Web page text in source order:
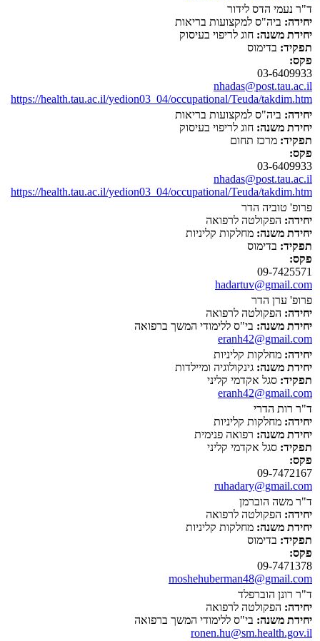
ד"ר נעמי הדס לידור
יחידה: ביה"ס למקצועות בריאות
יחידת משנה: חוג לריפוי בעיסוק
תפקיד: בדימוס
פקס:
03-6409933
nhadas@post.tau.ac.il
https://health.tau.ac.il/yedion03_04/occupational/Teuda/takdim.htm
יחידה: ביה"ס למקצועות בריאות
יחידת משנה: חוג לריפוי בעיסוק
תפקיד: מרכז תחום
פקס:
03-6409933
nhadas@post.tau.ac.il
https://health.tau.ac.il/yedion03_04/occupational/Teuda/takdim.htm
פרופ' טוביה הדר
יחידה: הפקולטה לרפואה
יחידת משנה: מחלקות קליניות
תפקיד: בדימוס
פקס:
09-7425571
hadartuv@gmail.com
פרופ' ערן הדר
יחידה: הפקולטה לרפואה
יחידת משנה: בי"ס ללימודי המשך ברפואה
eranh42@gmail.com
יחידה: מחלקות קליניות
יחידת משנה: גינקולוגיה ומיילדות
תפקיד: סגל אקדמי קליני
eranh42@gmail.com
ד"ר רות הדרי
יחידה: מחלקות קליניות
יחידת משנה: רפואה פנימית
תפקיד: סגל אקדמי קליני
פקס:
09-7472167
ruhadary@gmail.com
ד"ר משה הוברמן
יחידה: הפקולטה לרפואה
יחידת משנה: מחלקות קליניות
תפקיד: בדימוס
פקס:
09-7471378
moshehuberman48@gmail.com
ד"ר רונן הוברפלד
יחידה: הפקולטה לרפואה
יחידת משנה: בי"ס ללימודי המשך ברפואה
ronen.hu@sm.health.gov.il